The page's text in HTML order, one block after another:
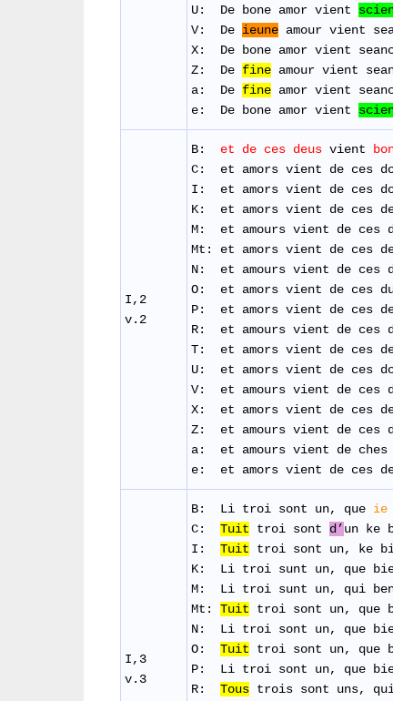
U: De bone amor vient
​V: De ieune amour vient
X: De bone amor vient
Z: De fine amour vient
a: De fine amor vient
e: De bone amor vient
I,2
v.2
B: et de ces deus vient
C: et amors vient de ces
I: et amors vient de ces
K: et amors vient de ces
M: et amours vient de ces
Mt: et amors vient de ces
N: et amours vient de ces
O: et amors vient de ces
P: et amors vient de ces
R: et amours vient de ces
T: et amors vient de ces
U: et amors vient de ces
V: et amours vient de ces
X: et amors vient de ces
Z: et amours vient de ces
a: et amours vient de ches
e: et amors vient de ces
I,3
v.3
B: Li troi sont un, que ie
C: Tuit troi sont d’un ke
I: Tuit troi sont un, ke
K: Li troi sunt un, que
M: Li troi sunt un, qui
Mt: Tuit troi sont un, que
N: Li troi sont un, que
O: Tuit troi sont un, que
P: Li troi sont un, que
R: Tous trois sont uns,